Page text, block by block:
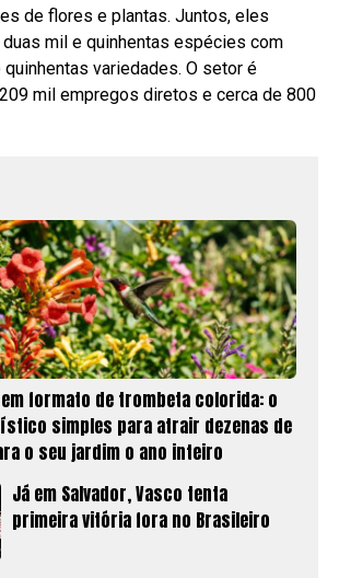
de flores e plantas. Juntos, eles
mil e quinhentas espécies com
variedades. O setor é
mil empregos diretos e cerca de 800
formato de trombeta colorida: o
simples para atrair dezenas de
o seu jardim o ano inteiro
Já em Salvador, Vasco tenta
primeira vitória fora no Brasileiro